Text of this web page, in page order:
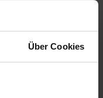
Über Cookies